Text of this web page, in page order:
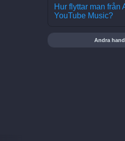
Hur flyttar man från
YouTube Music?
Andra